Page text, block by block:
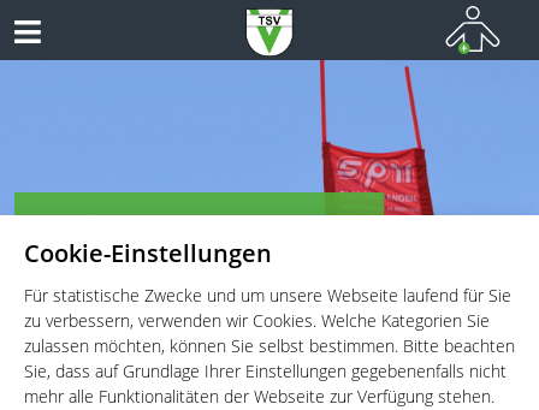
Cookie-Einstellungen
Für statistische Zwecke und um unsere Webseite laufend für Sie
zu verbessern, verwenden wir Cookies. Welche Kategorien Sie
zulassen möchten, können Sie selbst bestimmen. Bitte beachten
Sie, dass auf Grundlage Ihrer Einstellungen gegebenenfalls nicht
mehr alle Funktionalitäten der Webseite zur Verfügung stehen.